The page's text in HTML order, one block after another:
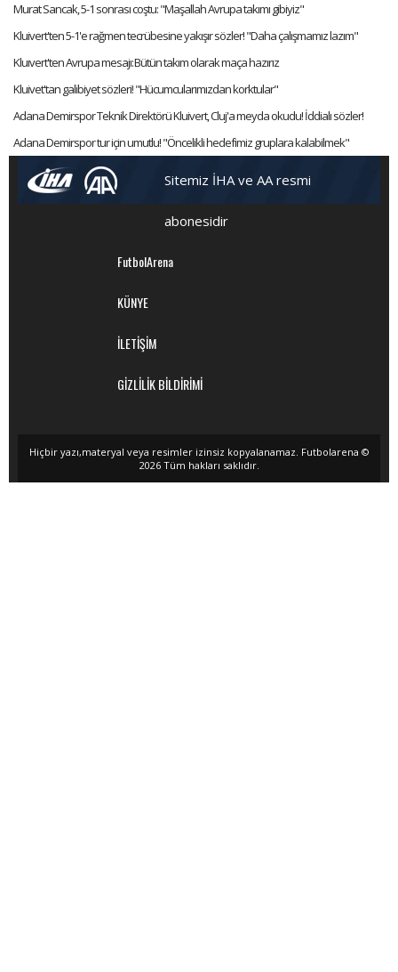
Murat Sancak, 5-1 sonrası coştu: "Maşallah Avrupa takımı gibiyiz"
Kluivert'ten 5-1'e rağmen tecrübesine yakışır sözler! "Daha çalışmamız lazım"
Kluıvert'ten Avrupa mesajı: Bütün takım olarak maça hazırız
Kluivet'tan galibiyet sözleri! "Hücumcularımızdan korktular"
Adana Demirspor Teknik Direktörü Kluivert, Cluj'a meyda okudu! İddialı sözler!
Adana Demirspor tur için umutlu! "Öncelikli hedefimiz gruplara kalabilmek"
Sitemiz İHA ve AA resmi
abonesidir
FutbolArena
KÜNYE
İLETİŞİM
GİZLİLİK BİLDİRİMİ
Hiçbir yazı,materyal veya resimler izinsiz kopyalanamaz. Futbolarena ©
2026 Tüm hakları saklıdır.